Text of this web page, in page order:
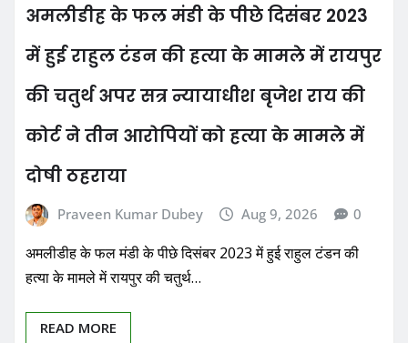
अमलीडीह के फल मंडी के पीछे दिसंबर 2023
में हुई राहुल टंडन की हत्या के मामले में रायपुर
की चतुर्थ अपर सत्र न्यायाधीश बृजेश राय की
कोर्ट ने तीन आरोपियों को हत्या के मामले में
दोषी ठहराया
Praveen Kumar Dubey Aug 9, 2026 0
अमलीडीह के फल मंडी के पीछे दिसंबर 2023 में हुई राहुल टंडन की
हत्या के मामले में रायपुर की चतुर्थ…
READ MORE